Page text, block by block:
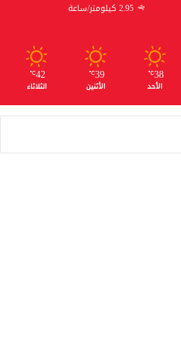
2.95 كيلومتر/ساعة
38
℃
الأحد
39
℃
الأثنين
42
℃
الثلاثاء